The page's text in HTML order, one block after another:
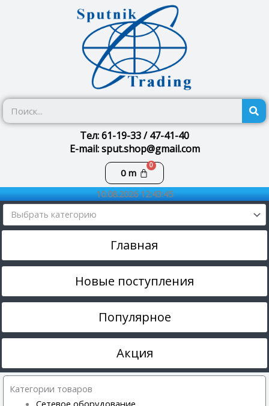
Тел: 61-19-33 / 47-41-40
E-mail: sput.shop@gmail.com
0m
Корзина
10.08.2026 12:43:45
Выбрать категорию
Главная
Новые поступления
Популярное
Акция
Категории товаров
Сетевое оборудование